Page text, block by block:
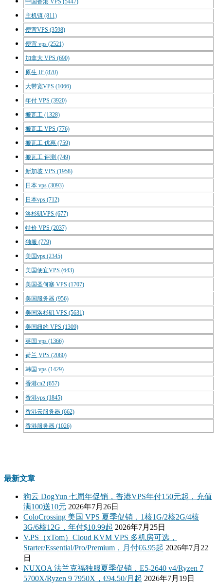
中国香港 VPS (5447)
主机镇 (811)
便宜VPS (3598)
便宜 vps (2521)
加拿大 VPS (690)
原生 IP (870)
大带宽VPS (1066)
年付 VPS (3920)
搬瓦工 (1328)
搬瓦工 VPS (776)
搬瓦工 优惠 (759)
搬瓦工 评测 (749)
新加坡 VPS (1958)
日本 vps (3093)
日本vps (712)
洛杉矶VPS (677)
特价 VPS (2037)
独服 (779)
美国vps (2345)
美国便宜VPS (643)
美国圣何塞 VPS (1707)
美国服务器 (956)
美国洛杉矶 VPS (5631)
美国纽约 VPS (1309)
英国 vps (1366)
荷兰 VPS (2080)
韩国 vps (1429)
香港cn2 (657)
香港vps (1845)
香港云服务器 (662)
香港服务器 (1026)
最新文章
狗云 DogYun 七周年促销，香港VPS年付150元起，充值
满100送10元 2026年7月26日
ColoCrossing 美国 VPS 夏季促销，1核1G/2核2G/4核
3G/6核12G，年付$10.99起 2026年7月25日
V.PS（xTom）Cloud KVM VPS 多机房可选，
Starter/Essential/Pro/Premium，月付€6.95起 2026年7月22
日
NUXOA 法兰克福独服夏季促销，E5-2640 v4/Ryzen 7
5700X/Ryzen 9 7950X，€94.50/月起 2026年7月19日